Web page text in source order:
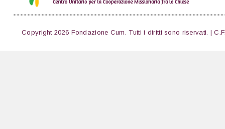
Copyright 2026 Fondazione Cum. Tutti i diritti sono riservati. |